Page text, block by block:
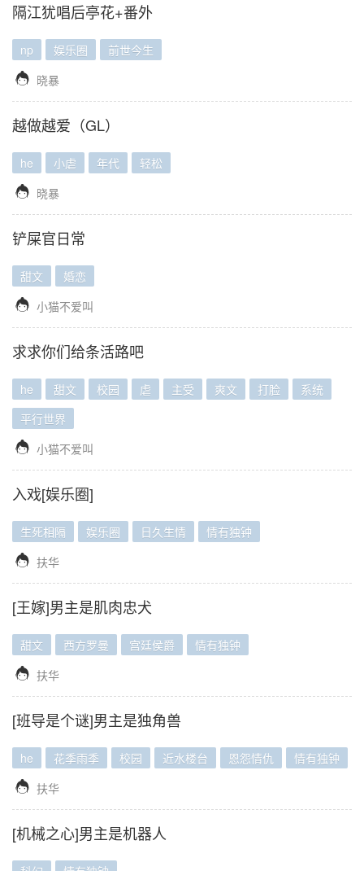
隔江犹唱后亭花+番外
np 娱乐圈 前世今生
 晓暴
越做越爱（GL）
he 小虐 年代 轻松
 晓暴
铲屎官日常
甜文 婚恋
 小猫不爱叫
求求你们给条活路吧
he 甜文 校园 虐 主受 爽文 打脸
系统
平行世界
 小猫不爱叫
入戏[娱乐圈]
生死相隔 娱乐圈 日久生情 情有独钟
 扶华
[王嫁]男主是肌肉忠犬
甜文 西方罗曼 宫廷侯爵 情有独钟
 扶华
[班导是个谜]男主是独角兽
he 花季雨季 校园 近水楼台 恩怨情仇 情有独钟
 扶华
[机械之心]男主是机器人